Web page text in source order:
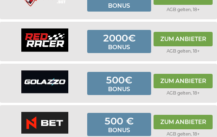
BONUS
AGB gelten, 18+
2000€
BONUS
ZUM ANBIETER
AGB gelten, 18+
500€
BONUS
ZUM ANBIETER
AGB gelten, 18+
500 €
BONUS
ZUM ANBIETER
AGB gelten, 18+